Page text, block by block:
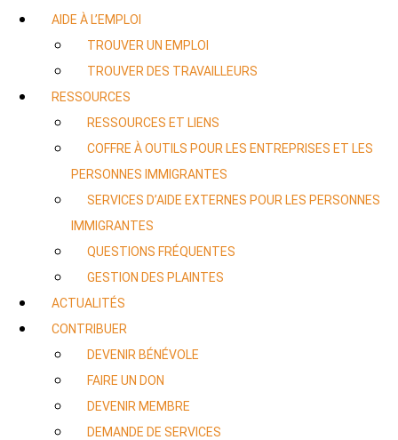
AIDE À L’EMPLOI
TROUVER UN EMPLOI
TROUVER DES TRAVAILLEURS
RESSOURCES
RESSOURCES ET LIENS
COFFRE À OUTILS POUR LES ENTREPRISES ET LES
PERSONNES IMMIGRANTES
SERVICES D’AIDE EXTERNES POUR LES PERSONNES
IMMIGRANTES
QUESTIONS FRÉQUENTES
GESTION DES PLAINTES
ACTUALITÉS
CONTRIBUER
DEVENIR BÉNÉVOLE
FAIRE UN DON
DEVENIR MEMBRE
DEMANDE DE SERVICES